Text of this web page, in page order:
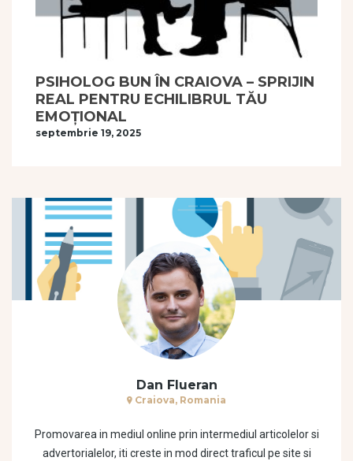
PSIHOLOG BUN ÎN CRAIOVA – SPRIJIN
REAL PENTRU ECHILIBRUL TĂU
EMOȚIONAL
septembrie 19, 2025
Dan Flueran
Craiova, Romania
Promovarea in mediul online prin intermediul articolelor si
advertorialelor, iti creste in mod direct traficul pe site si